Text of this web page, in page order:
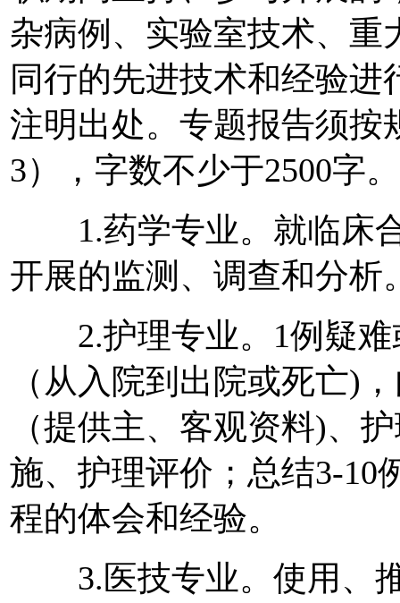
杂病例、实验室技术、重
同行的先进技术和经验
注明出处。专题报告须按
3），字数不少于2500字。
1.药学专业。就临床合
开展的监测、调查和分析
2.护理专业。1例疑难
（从入院到出院或死亡)
（提供主、客观资料)、
施、护理评价；总结3-10
程的体会和经验。
3.医技专业。使用、推